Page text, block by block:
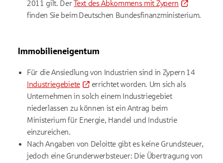
2011 gilt. DerText des Abkommens mit Zypern
finden Sie beim Deutschen Bundesfinanzministerium.
Immobilieneigentum
Für die Ansiedlung von Industrien sind in Zypern 14
Industriegebiete
errichtet worden. Um sich als
Unternehmen in solch einem Industriegebiet
niederlassen zu können ist ein Antrag beim
Ministerium für Energie, Handel und Industrie
einzureichen.
Nach Angaben von Deloitte gibt es keine Grundsteuer,
jedoch eine Grunderwerbsteuer: Die Übertragung von